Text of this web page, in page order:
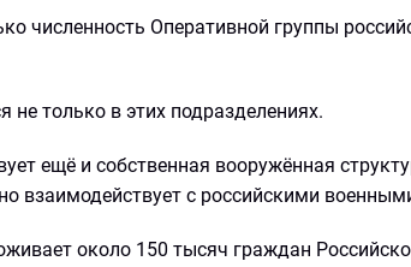
численность Оперативной группы
не только в этих подразделениях.
ещё и собственная вооружённая
взаимодействует с российскими
около 150 тысяч граждан